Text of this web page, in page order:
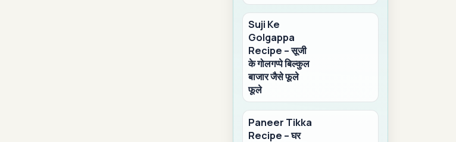
Suji Ke
Golgappa
Recipe – सूजी
के गोलगप्पे बिल्कुल
बाजार जैसे फूले
फूले
Paneer Tikka
Recipe – घर